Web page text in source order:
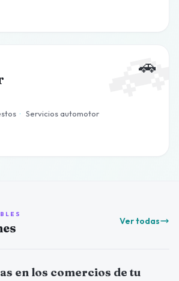
🚗
· Servicios automotor
Ver todas
en los comercios de tu